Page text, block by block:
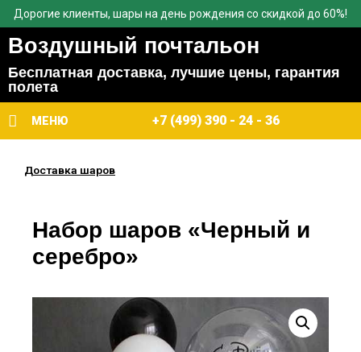
Дорогие клиенты, шары на день рождения со скидкой до 60%!
Воздушный почтальон
Бесплатная доставка, лучшие цены, гарантия
полета
МЕНЮ +7 (499) 390 - 24 - 36
Доставка шаров
Набор шаров «Черный и
серебро»